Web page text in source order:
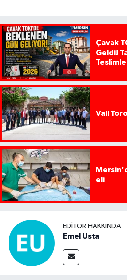
Çavak
Geldi!
Vali
eli
EDITÖR HAKKINDA
Emel Usta